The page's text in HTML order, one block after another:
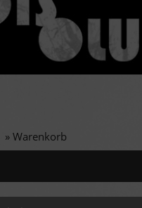
» Warenkorb